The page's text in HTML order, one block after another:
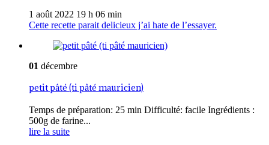
1 août 2022 19 h 06 min
Cette recette parait delicieux j’ai hate de l’essayer.
01 décembre
petit pâté (ti pâté mauricien)
Temps de préparation: 25 min Difficulté: facile Ingrédients :
500g de farine...
lire la suite